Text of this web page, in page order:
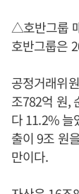
△호반그룹
호반그룹은
공정거래위
조782억 원,
다 11.2% 늘
출이 9조 원
만이다.